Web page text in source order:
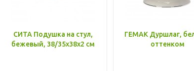
СИТА Подушка на стул,
бежевый, 38/35x38x2 см
ГЕМАК Дуршлаг,
оттенком